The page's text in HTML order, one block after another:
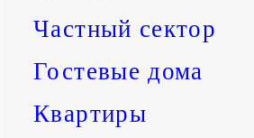
Частный сектор
Гостевые дома
Квартиры